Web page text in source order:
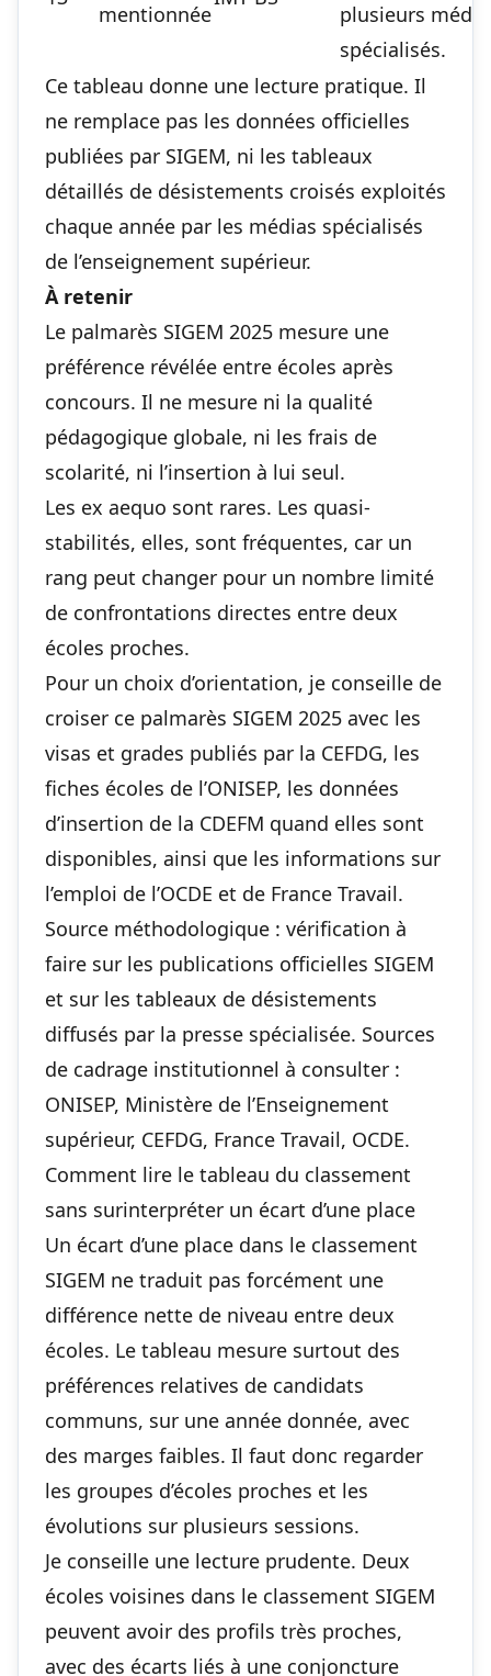
mentionnée
plusieurs
spécialisés.
Ce tableau donne une lecture pratique. Il
ne remplace pas les données officielles
publiées par SIGEM, ni les tableaux
détaillés de désistements croisés exploités
chaque année par les médias spécialisés
de l’enseignement supérieur.
À retenir
Le palmarès SIGEM 2025 mesure une
préférence révélée entre écoles après
concours. Il ne mesure ni la qualité
pédagogique globale, ni les frais de
scolarité, ni l’insertion à lui seul.
Les ex aequo sont rares. Les quasi-
stabilités, elles, sont fréquentes, car un
rang peut changer pour un nombre limité
de confrontations directes entre deux
écoles proches.
Pour un choix d’orientation, je conseille de
croiser ce palmarès SIGEM 2025 avec les
visas et grades publiés par la CEFDG, les
fiches écoles de l’ONISEP, les données
d’insertion de la CDEFM quand elles sont
disponibles, ainsi que les informations sur
l’emploi de l’OCDE et de France Travail.
Source méthodologique : vérification à
faire sur les publications officielles SIGEM
et sur les tableaux de désistements
diffusés par la presse spécialisée. Sources
de cadrage institutionnel à consulter :
ONISEP, Ministère de l’Enseignement
supérieur, CEFDG, France Travail, OCDE.
Comment lire le tableau du classement
sans surinterpréter un écart d’une place
Un écart d’une place dans le classement
SIGEM ne traduit pas forcément une
différence nette de niveau entre deux
écoles. Le tableau mesure surtout des
préférences relatives de candidats
communs, sur une année donnée, avec
des marges faibles. Il faut donc regarder
les groupes d’écoles proches et les
évolutions sur plusieurs sessions.
Je conseille une lecture prudente. Deux
écoles voisines dans le classement SIGEM
peuvent avoir des profils très proches,
avec des écarts liés à une conjoncture